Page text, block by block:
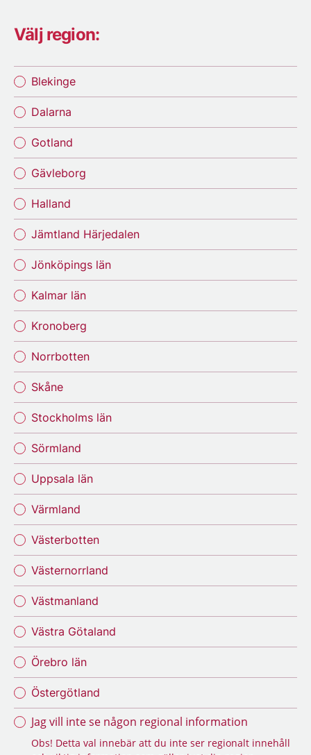
Välj region:
Blekinge
Dalarna
Gotland
Gävleborg
Halland
Jämtland Härjedalen
Jönköpings län
Kalmar län
Kronoberg
Norrbotten
Skåne
Stockholms län
Sörmland
Uppsala län
Värmland
Västerbotten
Västernorrland
Västmanland
Västra Götaland
Örebro län
Östergötland
Jag vill inte se någon regional information
Obs! Detta val innebär att du inte ser regionalt innehåll